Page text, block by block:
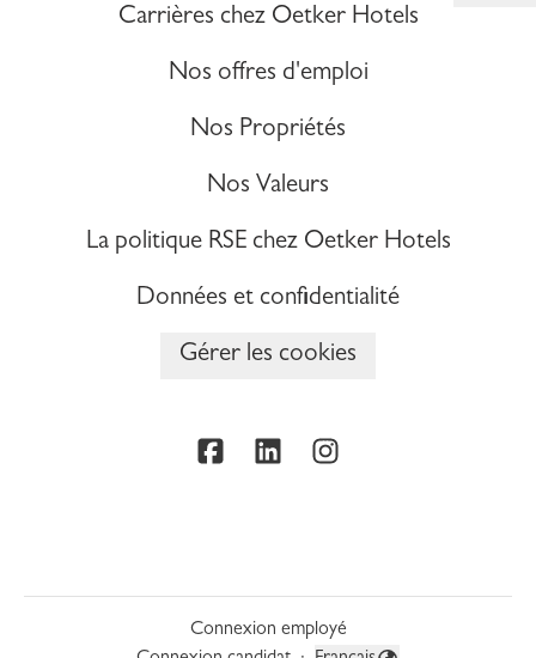
Carrières chez Oetker Hotels
Nos offres d'emploi
Nos Propriétés
Nos Valeurs
La politique RSE chez Oetker Hotels
Données et confidentialité
Gérer les cookies
Connexion employé